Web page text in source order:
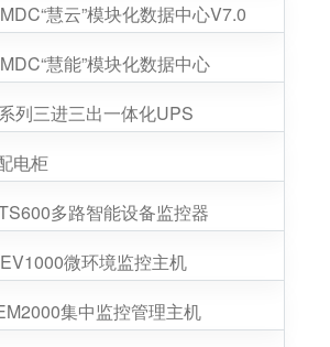
慧云”模块化数据中心V7.0
慧能”模块化数据中心
列三进三出一体化UPS
电柜
多路智能设备监控器
微环境监控主机
集中监控管理主机